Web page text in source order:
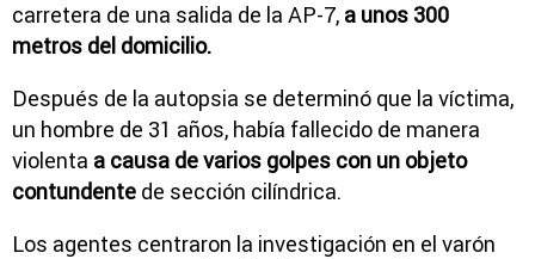
carretera de una salida de la AP-7, a unos 300
metros del domicilio.
Después de la autopsia se determinó que la víctima,
un hombre de 31 años, había fallecido de manera
violenta a causa de varios golpes con un objeto
contundente de sección cilíndrica.
Los agentes centraron la investigación en el varón